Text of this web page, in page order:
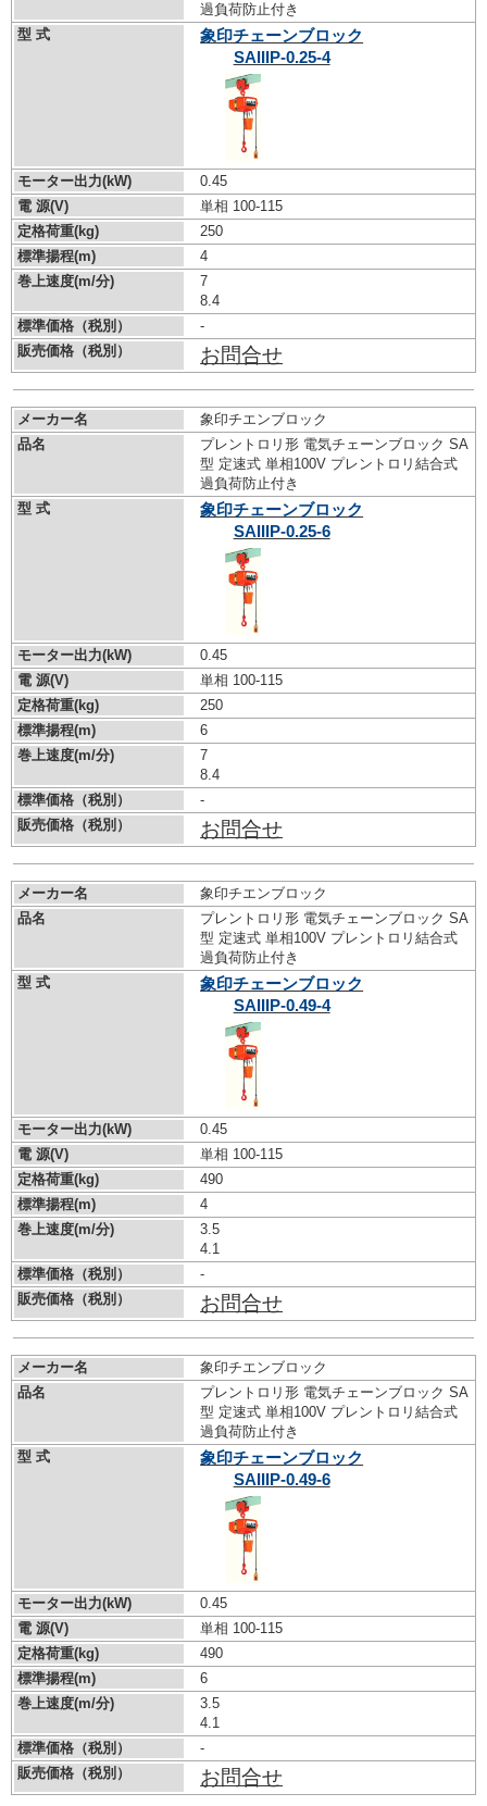
過負荷防止付き
型 式
象印チェーンブロック
SAIIIP-0.25-4
モーター出力(kW)
0.45
電 源(V)
単相 100-115
定格荷重(kg)
250
標準揚程(m)
4
巻上速度(m/分)
7
8.4
標準価格（税別）
-
販売価格（税別）
お問合せ
メーカー名
象印チエンブロック
品名
プレントロリ形 電気チェーンブロック SA
型 定速式 単相100V プレントロリ結合式
過負荷防止付き
型 式
象印チェーンブロック
SAIIIP-0.25-6
モーター出力(kW)
0.45
電 源(V)
単相 100-115
定格荷重(kg)
250
標準揚程(m)
6
巻上速度(m/分)
7
8.4
標準価格（税別）
-
販売価格（税別）
お問合せ
メーカー名
象印チエンブロック
品名
プレントロリ形 電気チェーンブロック SA
型 定速式 単相100V プレントロリ結合式
過負荷防止付き
型 式
象印チェーンブロック
SAIIIP-0.49-4
モーター出力(kW)
0.45
電 源(V)
単相 100-115
定格荷重(kg)
490
標準揚程(m)
4
巻上速度(m/分)
3.5
4.1
標準価格（税別）
-
販売価格（税別）
お問合せ
メーカー名
象印チエンブロック
品名
プレントロリ形 電気チェーンブロック SA
型 定速式 単相100V プレントロリ結合式
過負荷防止付き
型 式
象印チェーンブロック
SAIIIP-0.49-6
モーター出力(kW)
0.45
電 源(V)
単相 100-115
定格荷重(kg)
490
標準揚程(m)
6
巻上速度(m/分)
3.5
4.1
標準価格（税別）
-
販売価格（税別）
お問合せ